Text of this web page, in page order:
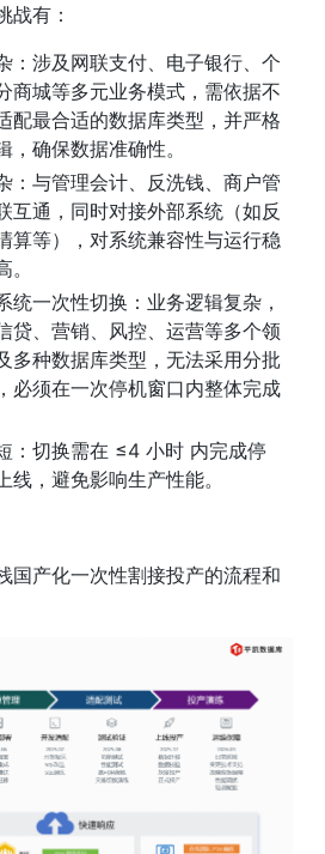
战有：
：涉及网联支付、电子银行、个
商城等多元业务模式，需依据不
配最合适的数据库类型，并严格
，确保数据准确性。
：与管理会计、反洗钱、商户管
互通，同时对接外部系统（如反
算等），对系统兼容性与运行稳
统一次性切换：业务逻辑复杂，
贷、营销、风控、运营等多个领
多种数据库类型，无法采用分批
必须在一次停机窗口内整体完成
：切换需在 ≤4 小时 内完成停
线，避免影响生产性能。
国产化一次性割接投产的流程和